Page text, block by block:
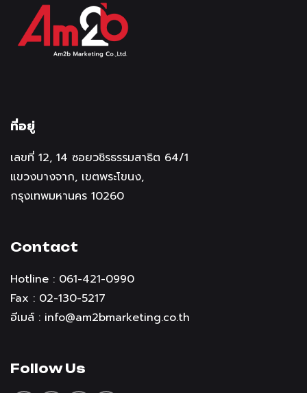
ที่อยู่
เลขที่ 12, 14 ซอยวชิรธรรมสาธิต 64/1
แขวงบางจาก, เขตพระโขนง,
กรุงเทพมหานคร 10260
Contact
Hotline : 061-421-0990
Fax : 02-130-5217
อีเมล์ : info@am2bmarketing.co.th
Follow Us